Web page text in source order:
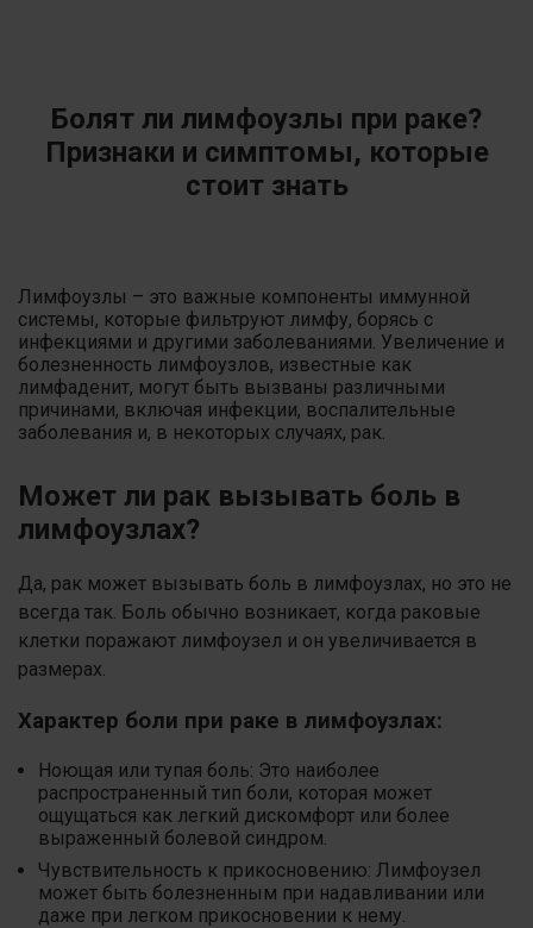
Болят ли лимфоузлы при раке?
Признаки и симптомы, которые
стоит знать
Лимфоузлы – это важные компоненты иммунной
системы, которые фильтруют лимфу, борясь с
инфекциями и другими заболеваниями. Увеличение и
болезненность лимфоузлов, известные как
лимфаденит, могут быть вызваны различными
причинами, включая инфекции, воспалительные
заболевания и, в некоторых случаях, рак.
Может ли рак вызывать боль в
лимфоузлах?
Да, рак может вызывать боль в лимфоузлах, но это не
всегда так. Боль обычно возникает, когда раковые
клетки поражают лимфоузел и он увеличивается в
размерах.
Характер боли при раке в лимфоузлах:
Ноющая или тупая боль: Это наиболее
распространенный тип боли, которая может
ощущаться как легкий дискомфорт или более
выраженный болевой синдром.
Чувствительность к прикосновению: Лимфоузел
может быть болезненным при надавливании или
даже при легком прикосновении к нему.